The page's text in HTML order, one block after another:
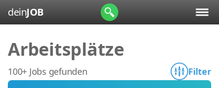
deinJOB
Arbeitsplätze
100+ Jobs gefunden Filter